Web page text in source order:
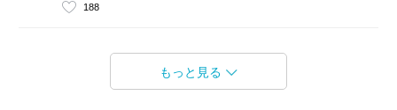
188
もっと見る